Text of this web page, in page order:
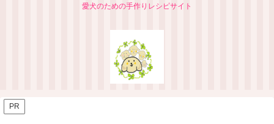
愛犬のための手作りレシピサイト
PR